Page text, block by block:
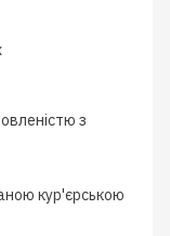
з
кур'єрською